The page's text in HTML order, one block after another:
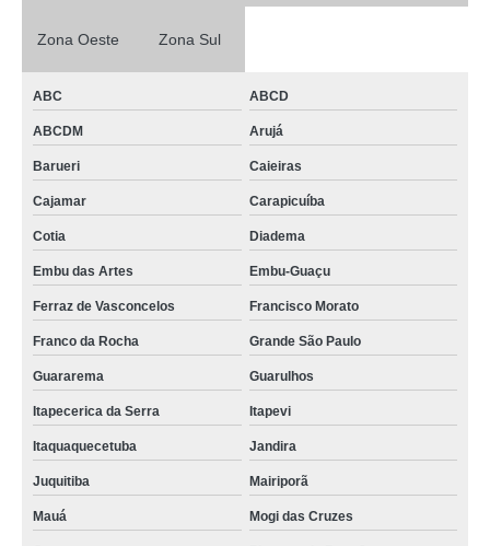
Zona Oeste Zona Sul
ABC ABCD
ABCDM Arujá
Barueri Caieiras
Cajamar Carapicuíba
Cotia Diadema
Embu das Artes Embu-Guaçu
Ferraz de Vasconcelos Francisco Morato
Franco da Rocha Grande São Paulo
Guararema Guarulhos
Itapecerica da Serra Itapevi
Itaquaquecetuba Jandira
Juquitiba Mairiporã
Mauá Mogi das Cruzes